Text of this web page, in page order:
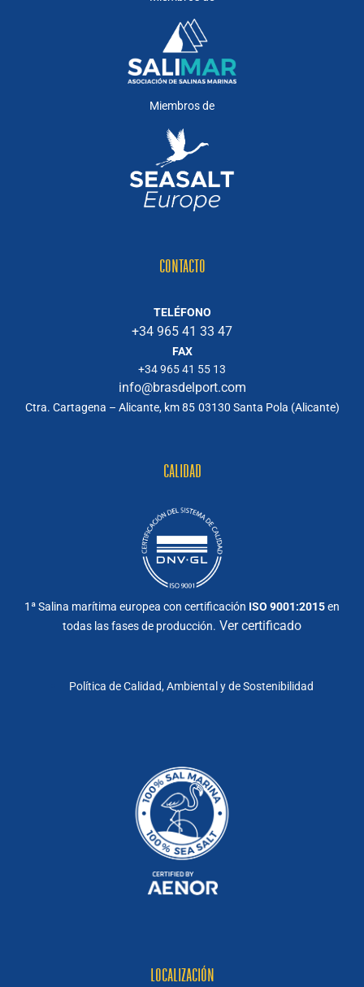
Miembros de
CONTACTO
TELÉFONO
+34 965 41 33 47
FAX
+34 965 41 55 13
info@brasdelport.com
Ctra. Cartagena – Alicante, km 85 03130 Santa Pola (Alicante)
CALIDAD
1ª Salina marítima europea con certificación ISO 9001:2015en
todas las fases de producción. Ver certificado
Política de Calidad, Ambiental y de Sostenibilidad
LOCALIZACIÓN